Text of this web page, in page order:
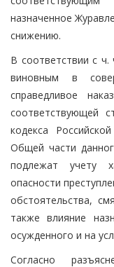
назначенное
снижению.
В соответствии с ч.
виновным в
справедливое
соответствующей
кодекса
Общей части
подлежат учету
опасности
обстоятельства,
также влияние
осужденного и на
Согласно